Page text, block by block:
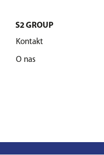
S2 GROUP
Kontakt
O nas